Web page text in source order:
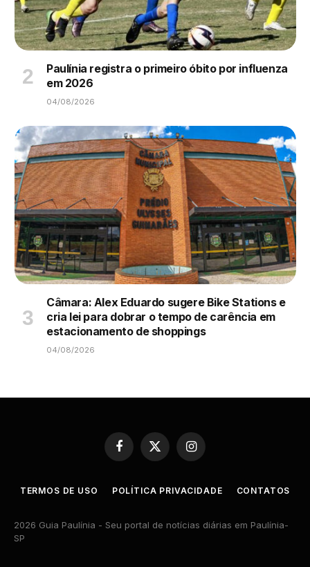
Paulínia registra o primeiro óbito por influenza
em 2026
04/08/2026
Câmara: Alex Eduardo sugere Bike Stations e
cria lei para dobrar o tempo de carência em
estacionamento de shoppings
04/08/2026
Facebook
X
Instagram
TERMOS DE USO POLÍTICA PRIVACIDADE CONTATOS
2026 Guia Paulínia - Seu portal de notícias diárias em Paulínia-
SP